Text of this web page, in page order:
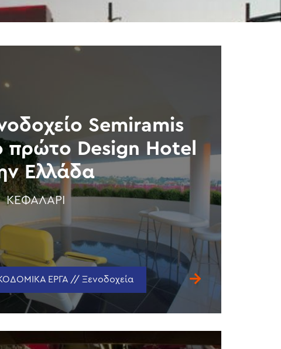
Semiramis
πρώτο Design Hotel
Ελλάδα
ΚΕΦΑΛΆΡΙ
ΕΡΓΑ // Ξενοδοχεία